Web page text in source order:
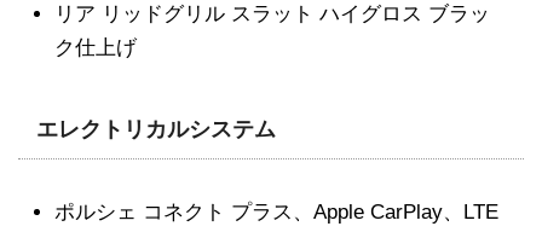
リア リッドグリル スラット ハイグロス ブラッ
ク仕上げ
エレクトリカルシステム
ポルシェ コネクト プラス、Apple CarPlay、LTE